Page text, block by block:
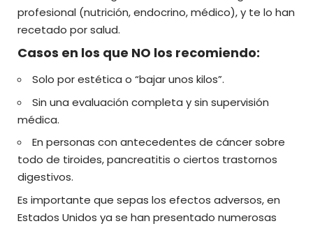
profesional (nutrición, endocrino, médico), y te lo han
recetado por salud.
Casos en los que NO los recomiendo:
Solo por estética o “bajar unos kilos”.
Sin una evaluación completa y sin supervisión
médica.
En personas con antecedentes de cáncer sobre
todo de tiroides, pancreatitis o ciertos trastornos
digestivos.
Es importante que sepas los efectos adversos, en
Estados Unidos ya se han presentado numerosas